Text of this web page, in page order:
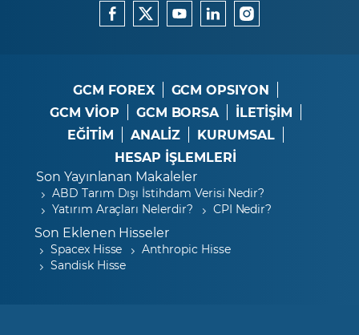
GCM FOREX
GCM OPSIYON
GCM VİOP
GCM BORSA
İLETİŞİM
EĞİTİM
ANALİZ
KURUMSAL
HESAP İŞLEMLERİ
Son Yayınlanan Makaleler
ABD Tarım Dışı İstihdam Verisi Nedir?
Yatırım Araçları Nelerdir?
CPI Nedir?
Son Eklenen Hisseler
Spacex Hisse
Anthropic Hisse
Sandisk Hisse